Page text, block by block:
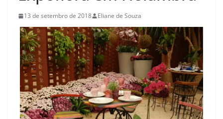
13 de setembro de 2018 Eliane de Souza